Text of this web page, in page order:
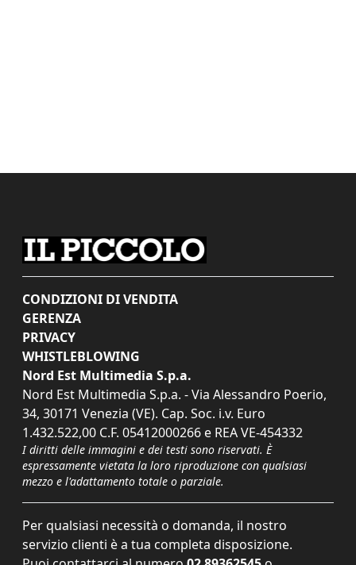
CONDIZIONI DI VENDITA
GERENZA
PRIVACY
WHISTLEBLOWING
Nord Est Multimedia S.p.a.
Nord Est Multimedia S.p.a. - Via Alessandro Poerio,
34, 30171 Venezia (VE). Cap. Soc. i.v. Euro
1.432.522,00 C.F. 05412000266 e REA VE-454332
I diritti delle immagini e dei testi sono riservati. È
espressamente vietata la loro riproduzione con qualsiasi
mezzo e l'adattamento totale o parziale.
Per qualsiasi necessità o domanda, il nostro
servizio clienti è a tua completa disposizione.